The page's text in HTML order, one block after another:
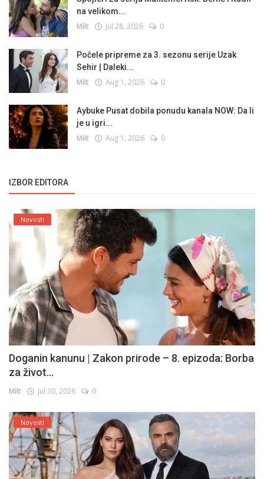
na velikom...
Milt Jul 28, 2026 0
Počele pripreme za 3. sezonu serije Uzak
Sehir | Daleki...
Milt Aug 1, 2026 0
Aybuke Pusat dobila ponudu kanala NOW: Da li
je u igri...
Milt Aug 1, 2026 0
IZBOR EDITORA
Novosti
Doganin kanunu | Zakon prirode – 8. epizoda: Borba
za život...
Milt Jul 30, 2026 0
Novosti